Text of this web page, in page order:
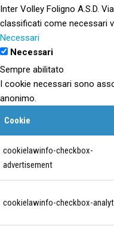
Inter Volley Foligno A.S.D.
classificati come necessari
Necessari
Necessari
Sempre abilitato
I cookie necessari sono
anonimo.
Cookie
cookielawinfo-checkbox-
advertisement
cookielawinfo-checkbox-